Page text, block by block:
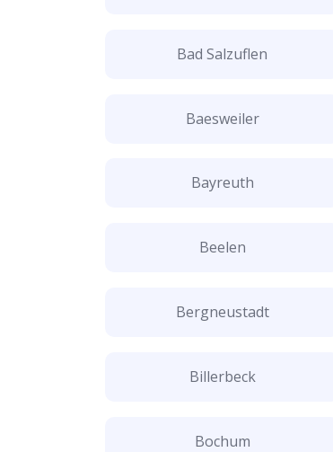
Bad Salzuflen
Baesweiler
Bayreuth
Beelen
Bergneustadt
Billerbeck
Bochum